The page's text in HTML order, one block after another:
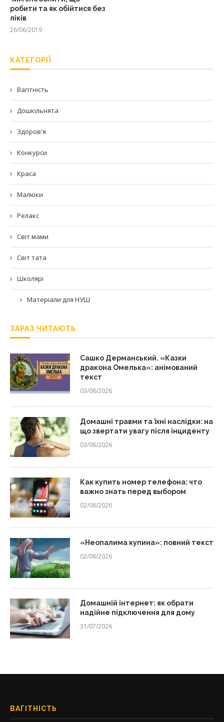
робити та як обійтися без
ліків
26/06/2019
КАТЕГОРІЇ
Вагітність
Дошкільнята
Здоров'я
Конкурси
Краса
Малюки
Релакс
Світ мами
Світ тата
Школярі
Матеріали для НУШ
ЗАРАЗ ЧИТАЮТЬ
Сашко Дерманський. «Казки
дракона Омелька»: анімований
текст
03/08/2026
Домашні травми та їхні наслідки: на
що звертати увагу після інциденту
03/08/2026
Как купить номер телефона: что
важно знать перед выбором
02/08/2026
«Неопалима купина»: повний текст
02/08/2026
Домашній інтернет: як обрати
надійне підключення для дому
31/07/2026
ВАГІТНІСТЬ